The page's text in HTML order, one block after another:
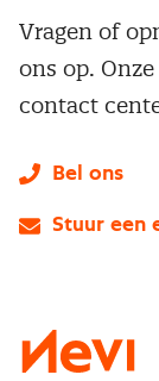
Vragen of
ons op.
contact
Bel ons
Stuur een